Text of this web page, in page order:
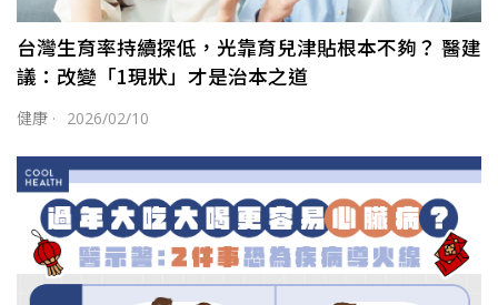
台灣生育率持續探低，光靠育兒津貼根本不夠？ 醫建
議：改變「1現狀」才是治本之道
健康 · 2026/02/10